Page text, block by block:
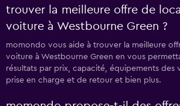
trouver la meilleure offre de
voiture à Westbourne Green ?
momondo vous aide à trouver la meilleure
voiture à Westbourne Green en vous
résultats par prix, capacité, équipements des
prise en charge et de retour et bien plus.